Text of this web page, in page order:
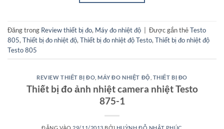
Đăng trong Review thiết bị đo, Máy đo nhiệt độ | Được gắn thẻTesto
805, Thiết bị đo nhiệt độ, Thiết bị đo nhiệt độ Testo, Thiết bị đo nhiệt độ
Testo 805
REVIEW THIẾT BỊ ĐO ,MÁY ĐO NHIỆT ĐỘ THIẾT BỊ ĐO
Thiết bị đo ảnh nhiệt camera nhiệt Testo
875-1
ĐĂNG VÀO 29/11/2013 BỞI HUỲNH ĐỖ NHẬT PHÚC